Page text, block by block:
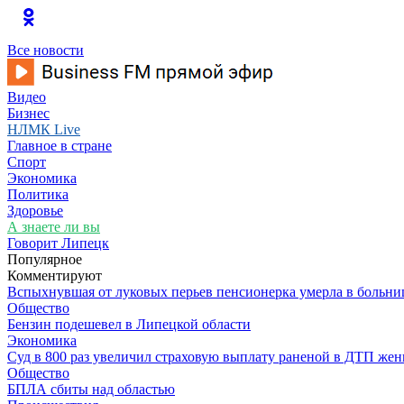
Все новости
Видео
Бизнес
НЛМК Live
Главное в стране
Спорт
Экономика
Политика
Здоровье
А знаете ли вы
Говорит Липецк
Популярное
Комментируют
Вспыхнувшая от луковых перьев пенсионерка умерла в
Общество
Бензин подешевел в Липецкой области
Экономика
Суд в 800 раз увеличил страховую выплату раненой в ДТП
Общество
БПЛА сбиты над областью